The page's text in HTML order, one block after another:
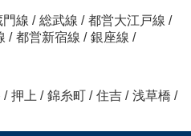
門線 / 総武線 / 都営大江戸線 /
/ 都営新宿線 / 銀座線 /
/ 押上 / 錦糸町 / 住吉 / 浅草橋 /